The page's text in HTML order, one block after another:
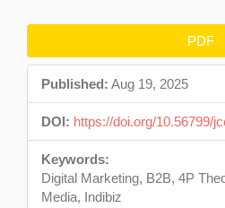
Article
Sidebar
PDF
Published: Aug 19, 2025
DOI: https://doi.org/10.56799/
Keywords:
Digital Marketing, B2B, 4P
Media, Indibiz